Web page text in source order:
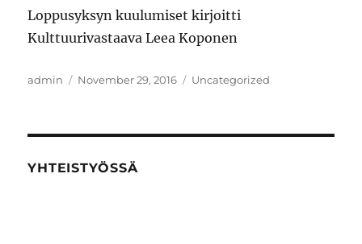
Loppusyksyn kuulumiset kirjoitti
Kulttuurivastaava Leea Koponen
Author
admin
Posted
November 29, 2016 Categories
Uncategorized
YHTEISTYÖSSÄ